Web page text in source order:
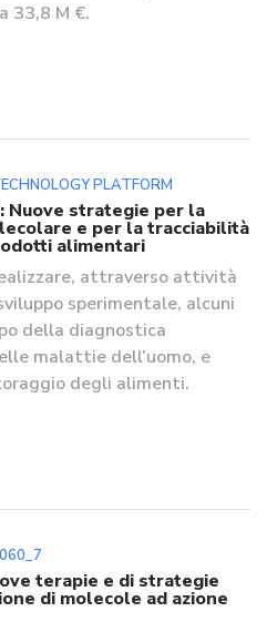
33,8 M €.
PLATFORM
Nuove strategie per la
e per la tracciabilità
alimentari
attraverso attività
sperimentale, alcuni
della diagnostica
malattie dell’uomo, e
degli alimenti.
terapie e di strategie
di molecole ad azione